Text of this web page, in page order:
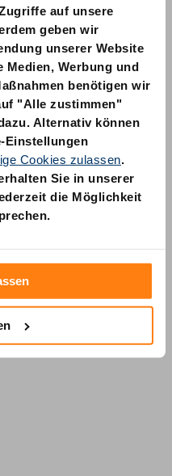
auf unsere
geben wir
unserer Website
Medien, Werbung und
benötigen wir
"Alle zustimmen"
Alternativ können
Einstellungen
Cookies zulassen.
Sie in unserer
die Möglichkeit
wenden
quality.com
GmbH
6-14